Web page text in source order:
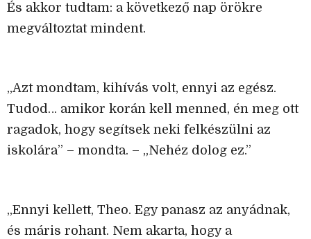
És akkor tudtam: a következő nap örökre
megváltoztat mindent.
„Azt mondtam, kihívás volt, ennyi az egész.
Tudod… amikor korán kell menned, én meg ott
ragadok, hogy segítsek neki felkészülni az
iskolára” – mondta. – „Nehéz dolog ez.”
„Ennyi kellett, Theo. Egy panasz az anyádnak,
és máris rohant. Nem akarta, hogy a